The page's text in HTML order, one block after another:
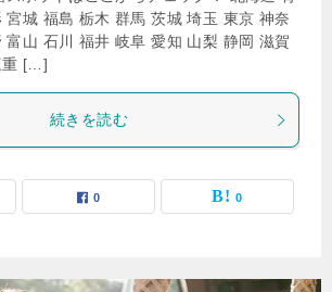
宮城 福島 栃木 群馬 茨城 埼玉 東京 神奈
富山 石川 福井 岐阜 愛知 山梨 静岡 滋賀
重 […]
続きを読む
0 0